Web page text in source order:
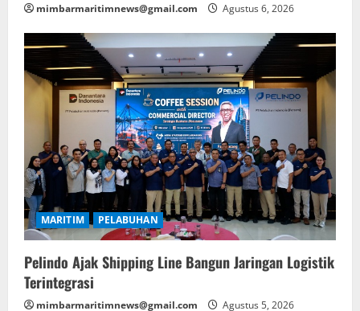
mimbarmaritimnews@gmail.com Agustus 6, 2026
MARITIM PELABUHAN
Pelindo Ajak Shipping Line Bangun Jaringan Logistik
Terintegrasi
mimbarmaritimnews@gmail.com Agustus 5, 2026